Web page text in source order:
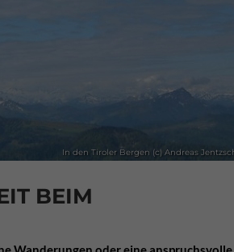
In den Tiroler Bergen (c) Andreas
BEIM